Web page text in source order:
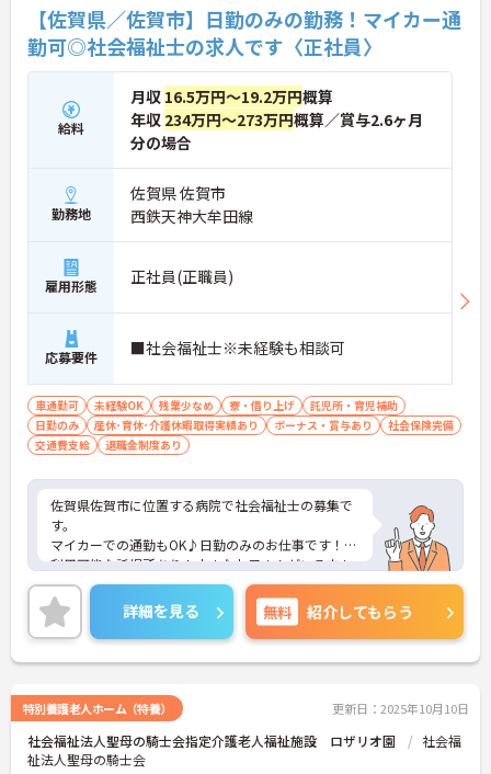
【佐賀県／佐賀市】日勤のみの勤務！マイカー通
勤可◎社会福祉士の求人です〈正社員〉
給料
月収 16.5万円～19.2万円概算
年収 234万円～273万円概算／賞与2.6ヶ月
分の場合
勤務地
佐賀県 佐賀市
西鉄天神大牟田線
雇用形態 正社員(正職員)
応募要件 ■社会福祉士※未経験も相談可
車通勤可 未経験OK 残業少なめ 寮・借り上げ
託児所・育児補助
日勤のみ
産休･育休･介護休暇取得実績あり ボーナス・賞与あり
社会保険完備
交通費支給
退職金制度あり
佐賀県佐賀市に位置する病院で社会福祉士の募集で
す。
マイカーでの通勤もOK♪日勤のみのお仕事です！
利用可能な託児所あり！小さなお子さんがいる方も
安心して働くことができます♪しっかりとしたフォ
ロー体制で、経験に関わらず安心してスタートでき
ます。
ご興味ある方には、面接対策ポイントなど、さらに
詳細をお話しいたしますのでお気軽にご相談くださ
詳細を見る 無料 紹介してもらう
特別養護老人ホーム（特養） 更新日：2025年10月10日
社会福祉法人聖母の騎士会指定介護老人福祉施設 ロザリオ園
社会福
祉法人聖母の騎士会